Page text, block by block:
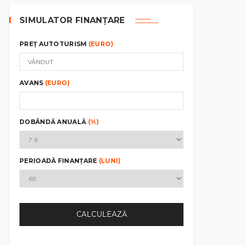
SIMULATOR FINANȚARE
PREȚ AUTOTURISM (EURO)
AVANS (EURO)
DOBÂNDĂ ANUALĂ (%)
PERIOADĂ FINANȚARE (LUNI)
CALCULEAZĂ